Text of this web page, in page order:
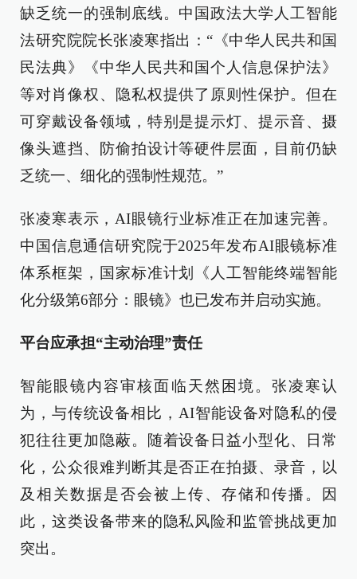
缺乏统一的强制底线。中国政法大学人工智能
法研究院院长张凌寒指出：“《中华人民共和国
民法典》《中华人民共和国个人信息保护法》
等对肖像权、隐私权提供了原则性保护。但在
可穿戴设备领域，特别是提示灯、提示音、摄
像头遮挡、防偷拍设计等硬件层面，目前仍缺
乏统一、细化的强制性规范。”
张凌寒表示，AI眼镜行业标准正在加速完善。
中国信息通信研究院于2025年发布AI眼镜标准
体系框架，国家标准计划《人工智能终端智能
化分级第6部分：眼镜》也已发布并启动实施。
平台应承担“主动治理”责任
智能眼镜内容审核面临天然困境。张凌寒认
为，与传统设备相比，AI智能设备对隐私的侵
犯往往更加隐蔽。随着设备日益小型化、日常
化，公众很难判断其是否正在拍摄、录音，以
及相关数据是否会被上传、存储和传播。因
此，这类设备带来的隐私风险和监管挑战更加
突出。